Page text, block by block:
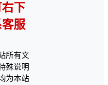
下
服
所有文
殊说明
为本站